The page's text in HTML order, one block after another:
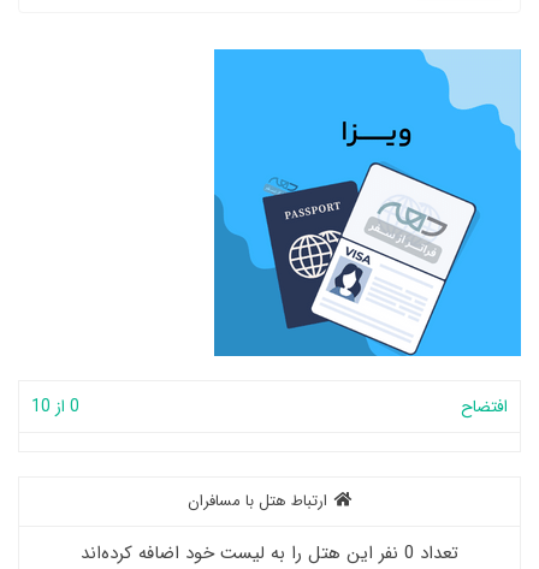
افتضاح 0 از 10
ارتباط هتل با مسافران
تعداد 0 نفر این هتل را به لیست خود اضافه کرده‌اند